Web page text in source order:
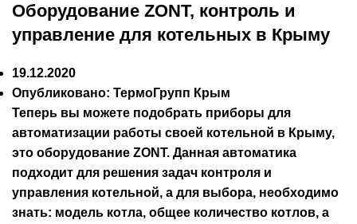
Оборудование ZONT, контроль и
управление для котельных в Крыму
19.12.2020
Опубликовано: ТермоГрупп Крым
Теперь вы можете подобрать приборы для
автоматизации работы своей котельной в Крыму,
это оборудование ZONT. Данная автоматика
подходит для решения задач контроля и
управления котельной, а для выбора, необходимо
знать: модель котла, общее количество котлов, а